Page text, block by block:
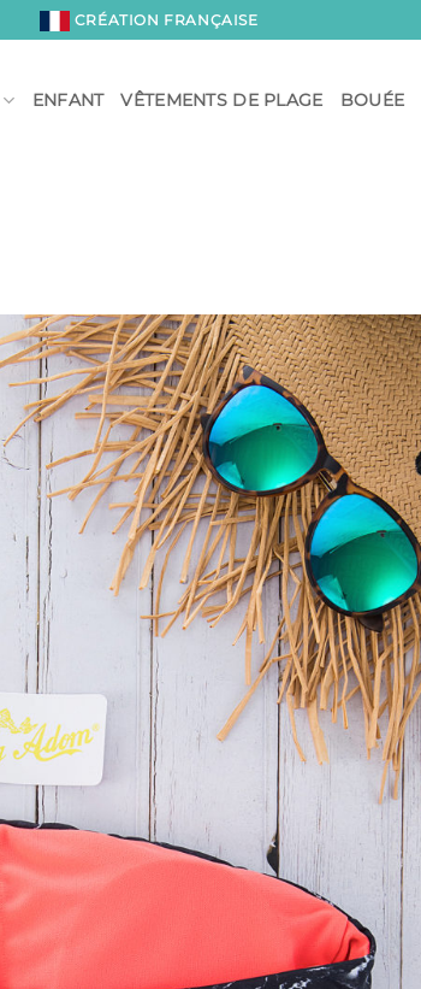
CRÉATION FRANÇAISE
ENFANT VÊTEMENTS DE PLAGE BOUÉE